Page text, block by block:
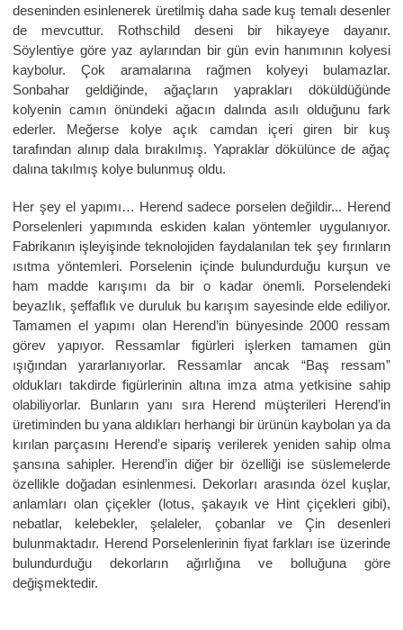
deseninden esinlenerek üretilmiş daha sade kuş temalı desenler
de mevcuttur. Rothschild deseni bir hikayeye dayanır.
Söylentiye göre yaz aylarından bir gün evin hanımının kolyesi
kaybolur. Çok aramalarına rağmen kolyeyi bulamazlar.
Sonbahar geldiğinde, ağaçların yaprakları döküldüğünde
kolyenin camın önündeki ağacın dalında asılı olduğunu fark
ederler. Meğerse kolye açık camdan içeri giren bir kuş
tarafından alınıp dala bırakılmış. Yapraklar dökülünce de ağaç
dalına takılmış kolye bulunmuş oldu.
Her şey el yapımı… Herend sadece porselen değildir... Herend
Porselenleri yapımında eskiden kalan yöntemler uygulanıyor.
Fabrikanın işleyişinde teknolojiden faydalanılan tek şey fırınların
ısıtma yöntemleri. Porselenin içinde bulundurduğu kurşun ve
ham madde karışımı da bir o kadar önemli. Porselendeki
beyazlık, şeffaflık ve duruluk bu karışım sayesinde elde ediliyor.
Tamamen el yapımı olan Herend’in bünyesinde 2000 ressam
görev yapıyor. Ressamlar figürleri işlerken tamamen gün
ışığından yararlanıyorlar. Ressamlar ancak “Baş ressam”
oldukları takdirde figürlerinin altına imza atma yetkisine sahip
olabiliyorlar. Bunların yanı sıra Herend müşterileri Herend’in
üretiminden bu yana aldıkları herhangi bir ürünün kaybolan ya da
kırılan parçasını Herend’e sipariş verilerek yeniden sahip olma
şansına sahipler. Herend’in diğer bir özelliği ise süslemelerde
özellikle doğadan esinlenmesi. Dekorları arasında özel kuşlar,
anlamları olan çiçekler (lotus, şakayık ve Hint çiçekleri gibi),
nebatlar, kelebekler, şelaleler, çobanlar ve Çin desenleri
bulunmaktadır. Herend Porselenlerinin fiyat farkları ise üzerinde
bulundurduğu dekorların ağırlığına ve bolluğuna göre
değişmektedir.